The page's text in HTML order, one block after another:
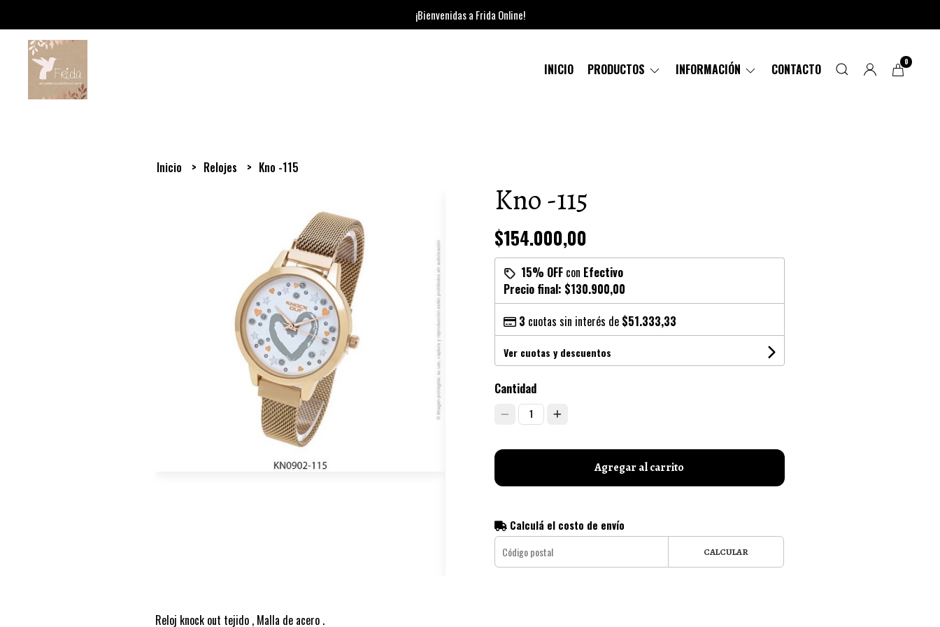
¡Bienvenidas a Frida Online!
INICIO PRODUCTOS INFORMACIÓN CONTACTO 0
Inicio Relojes Kno -115
Reloj knock out tejido , Malla de acero .
Kno -115
$154.000,00
15% OFFcon Efectivo
Precio final: $130.900,00
3 cuotas sin interés de $51.333,33
Ver cuotas y descuentos
Cantidad
1
Agregar al carrito
Calculá el costo de envío
CALCULAR